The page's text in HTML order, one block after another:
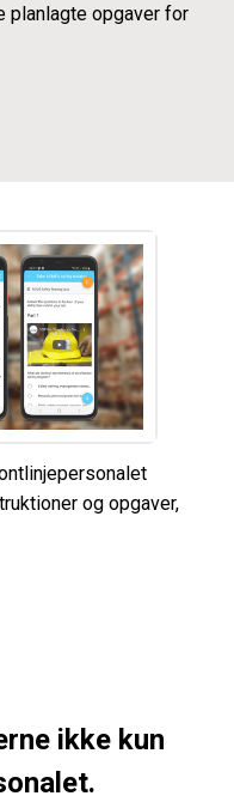
planlagte opgaver for
og opgaver,
ikke kun